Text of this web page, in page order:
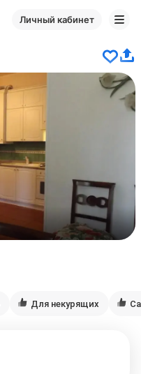
Личный кабинет
Для некурящих